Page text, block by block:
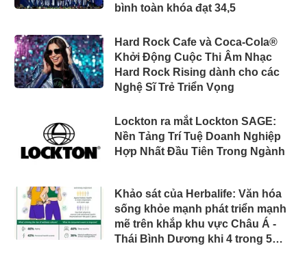
bình toàn khóa đạt 34,5
Hard Rock Cafe và Coca-Cola®
Khởi Động Cuộc Thi Âm Nhạc
Hard Rock Rising dành cho các
Nghệ Sĩ Trẻ Triển Vọng
Lockton ra mắt Lockton SAGE:
Nền Tảng Trí Tuệ Doanh Nghiệp
Hợp Nhất Đầu Tiên Trong Ngành
Khảo sát của Herbalife: Văn hóa
sống khỏe mạnh phát triển mạnh
mẽ trên khắp khu vực Châu Á -
Thái Bình Dương khi 4 trong 5